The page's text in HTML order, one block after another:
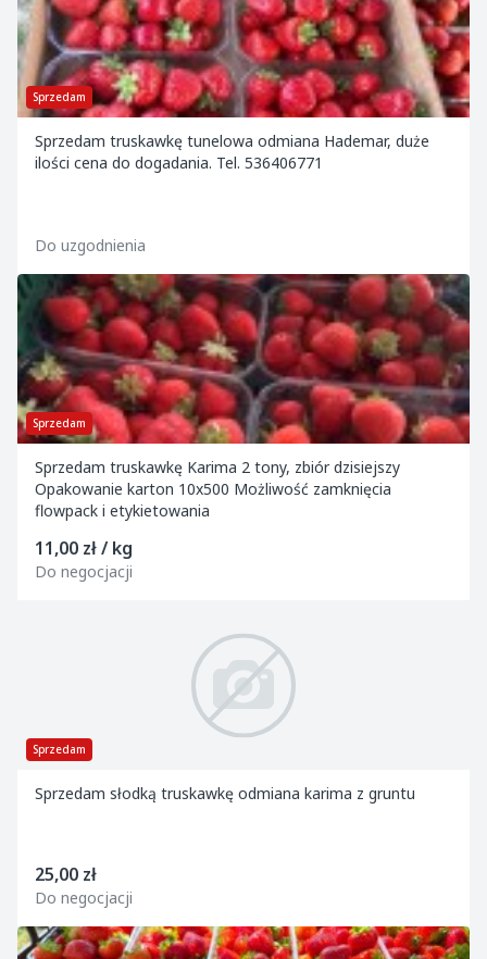
Sprzedam
Sprzedam truskawkę tunelowa odmiana Hademar, duże
ilości cena do dogadania. Tel. 536406771
Do uzgodnienia
Sprzedam
Sprzedam truskawkę Karima 2 tony, zbiór dzisiejszy
Opakowanie karton 10x500 Możliwość zamknięcia
flowpack i etykietowania
11,00 zł / kg
Do negocjacji
Sprzedam
Sprzedam słodką truskawkę odmiana karima z gruntu
25,00 zł
Do negocjacji